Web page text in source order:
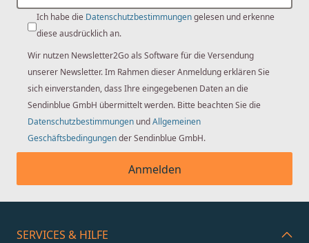
Ich habe die Datenschutzbestimmungengelesen und erkenne
diese ausdrücklich an.
Wir nutzen Newsletter2Go als Software für die Versendung
unserer Newsletter. Im Rahmen dieser Anmeldung erklären Sie
sich einverstanden, dass Ihre eingegebenen Daten an die
Sendinblue GmbH übermittelt werden. Bitte beachten Sie die
Datenschutzbestimmungen undAllgemeinen
Geschäftsbedingungender Sendinblue GmbH.
Anmelden
SERVICES & HILFE